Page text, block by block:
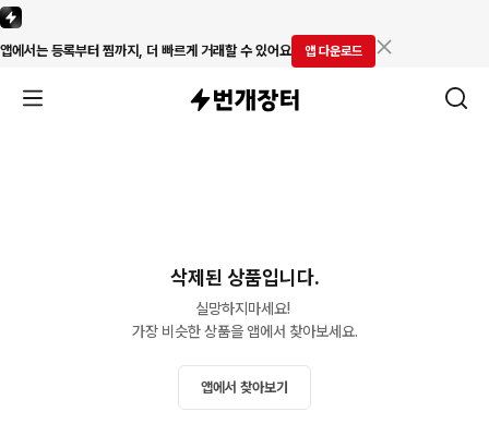
앱에서는 등록부터 찜까지, 더 빠르게 거래할 수 있어요 앱 다운로드
삭제된 상품입니다.
실망하지마세요!
가장 비슷한 상품을 앱에서 찾아보세요.
앱에서 찾아보기